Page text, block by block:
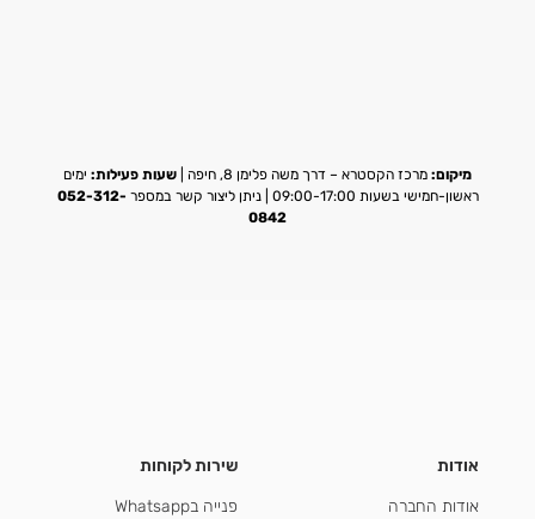
מיקום: מרכז הקסטרא – דרך משה פלימן 8, חיפה | שעות פעילות: ימים
ראשון-חמישי בשעות 09:00-17:00 | ניתן ליצור קשר במספר
052-312-
0842
אודות
אודות החברה
שירות לקוחות
פנייה בWhatsapp